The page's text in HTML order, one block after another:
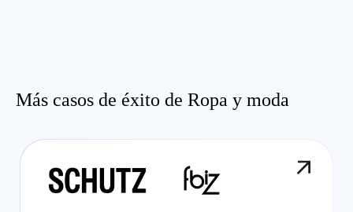
Más casos de éxito de Ropa y moda